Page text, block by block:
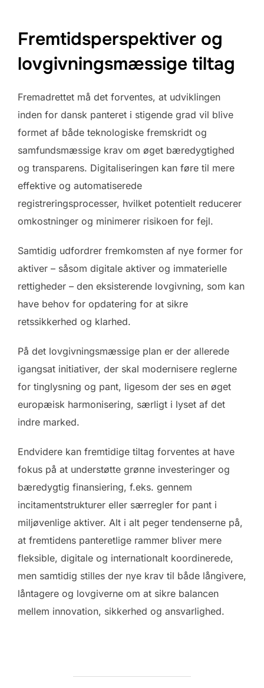
Fremtidsperspektiver og
lovgivningsmæssige tiltag
Fremadrettet må det forventes, at udviklingen
inden for dansk panteret i stigende grad vil blive
formet af både teknologiske fremskridt og
samfundsmæssige krav om øget bæredygtighed
og transparens. Digitaliseringen kan føre til mere
effektive og automatiserede
registreringsprocesser, hvilket potentielt reducerer
omkostninger og minimerer risikoen for fejl.
Samtidig udfordrer fremkomsten af nye former for
aktiver – såsom digitale aktiver og immaterielle
rettigheder – den eksisterende lovgivning, som kan
have behov for opdatering for at sikre
retssikkerhed og klarhed.
På det lovgivningsmæssige plan er der allerede
igangsat initiativer, der skal modernisere reglerne
for tinglysning og pant, ligesom der ses en øget
europæisk harmonisering, særligt i lyset af det
indre marked.
Endvidere kan fremtidige tiltag forventes at have
fokus på at understøtte grønne investeringer og
bæredygtig finansiering, f.eks. gennem
incitamentstrukturer eller særregler for pant i
miljøvenlige aktiver. Alt i alt peger tendenserne på,
at fremtidens panteretlige rammer bliver mere
fleksible, digitale og internationalt koordinerede,
men samtidig stilles der nye krav til både långivere,
låntagere og lovgiverne om at sikre balancen
mellem innovation, sikkerhed og ansvarlighed.